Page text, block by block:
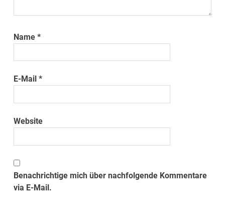
Name*
E-Mail*
Website
Benachrichtige mich über nachfolgende Kommentare
via E-Mail.